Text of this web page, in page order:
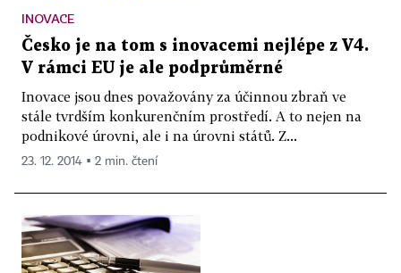
INOVACE
Česko je na tom s inovacemi nejlépe z V4.
V rámci EU je ale podprůměrné
Inovace jsou dnes považovány za účinnou zbraň ve
stále tvrdším konkurenčním prostředí. A to nejen na
podnikové úrovni, ale i na úrovni států. Z...
23. 12. 2014 ▪ 2 min. čtení